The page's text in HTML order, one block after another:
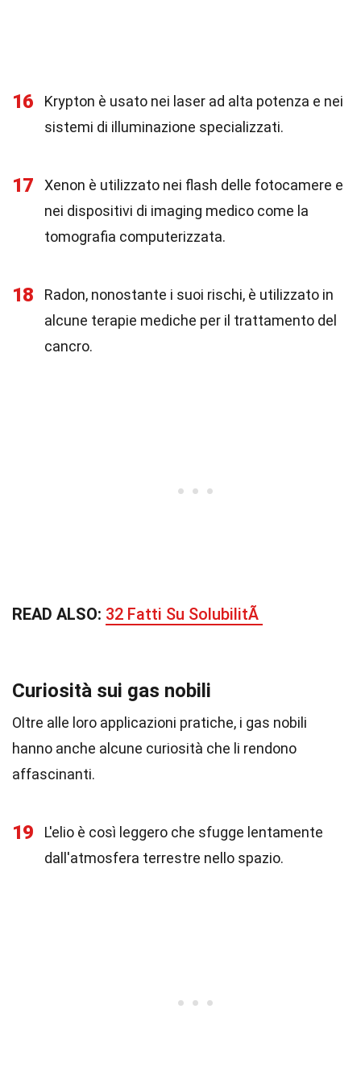
16
Krypton è usato nei laser ad alta potenza e nei
sistemi di illuminazione specializzati.
17
Xenon è utilizzato nei flash delle fotocamere e
nei dispositivi di imaging medico come la
tomografia computerizzata.
18
Radon, nonostante i suoi rischi, è utilizzato in
alcune terapie mediche per il trattamento del
cancro.
READ ALSO: 32 Fatti Su SolubilitÃ
Curiosità sui gas nobili
Oltre alle loro applicazioni pratiche, i gas nobili
hanno anche alcune curiosità che li rendono
affascinanti.
19
L'elio è così leggero che sfugge lentamente
dall'atmosfera terrestre nello spazio.